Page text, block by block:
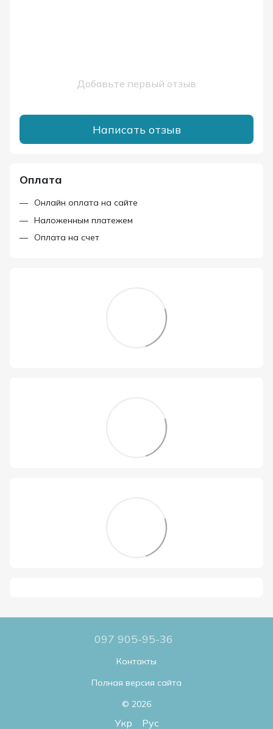
Добавьте первый отзыв
Написать отзыв
Оплата
Онлайн оплата на сайте
Наложенным платежем
Оплата на счет
097 905-95-36
Контакты
Полная версия сайта
© 2026
Укр Рус